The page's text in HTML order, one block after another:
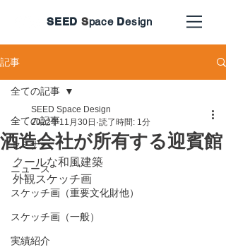
SEED Space Design
記事
全ての記事
セミナー
ニュース
スケッチ画（重要文化財他）
スケッチ画（一般）
実績紹介
全ての記事
酒造会社が所有する迎賓館
SEED Space Design
2022年11月30日 読了時間: 1分
クールな和風建築
外観スケッチ画